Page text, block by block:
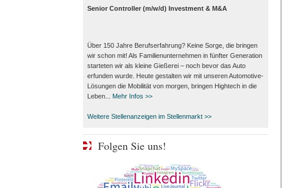
Senior Controller (m/w/d) Investment & M&A
Über 150 Jahre Berufserfahrung? Keine Sorge, die bringen
wir schon mit! Als Familienunternehmen in fünfter Generation
starteten wir als kleine Gießerei – noch bevor das Auto
erfunden wurde. Heute gestalten wir mit unseren Automotive-
Lösungen die Mobilität von morgen, bringen Hightech in die
Leben...
Mehr Infos >>
Weitere Stellenanzeigen im Stellenmarkt >>
Folgen Sie uns!